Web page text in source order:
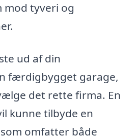
mod tyveri og
ud af din
færdigbygget garage,
det rette firma. En
kunne tilbyde en
omfatter både